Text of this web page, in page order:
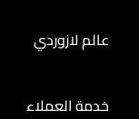
عالم لازوردي
خدمة العملاء